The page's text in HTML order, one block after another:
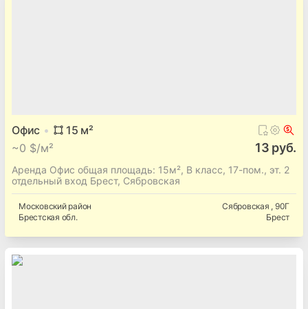
Офис 15 м²
~0 $/м² 13 руб.
Аренда Офис общая площадь: 15м², B класс, 17-пом., эт. 2
отдельный вход Брест, Сябровская
Московскийрайон
Брестская обл.
Сябровская , 90Г
Брест